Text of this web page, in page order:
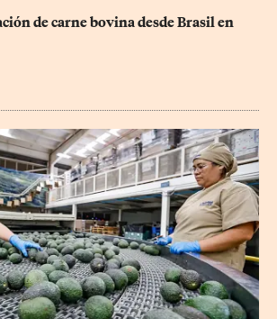
de carne bovina desde Brasil en